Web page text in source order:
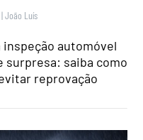
|João Luís
automóvel
surpresa: saiba como
reprovação